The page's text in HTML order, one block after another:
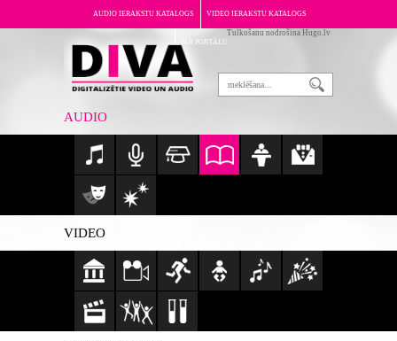
AUDIO IERAKSTU KATALOGS VIDEO IERAKSTU KATALOGS
PAR PORTĀLU
Tulkošanu nodrošina Hugo.lv
AUDIO
VIDEO